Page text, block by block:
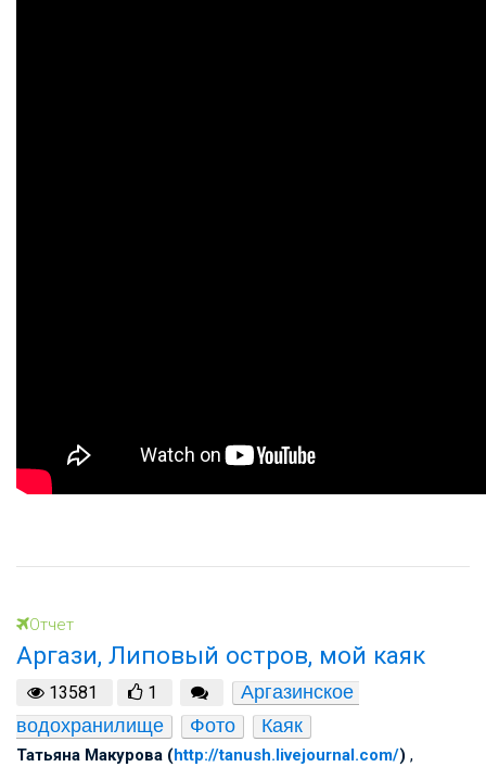
Отчет
Аргази, Липовый остров, мой каяк
13581 1
Аргазинское
водохранилище
Фото Каяк
Татьяна Макурова (http://tanush.livejournal.com/) ,